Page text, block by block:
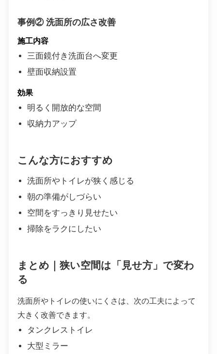
事例② 洗面所の広さ改善
施工内容
三面鏡付き洗面台へ変更
壁面収納設置
効果
明るく開放的な空間
収納力アップ
こんな方におすすめ
洗面所やトイレが狭く感じる
朝の準備がしづらい
空間をすっきり見せたい
掃除をラクにしたい
まとめ｜狭い空間は「見せ方」で変わ
る
洗面所やトイレの使いにくさは、次の工夫によって
大きく改善できます。
タンクレストイレ
大型ミラー